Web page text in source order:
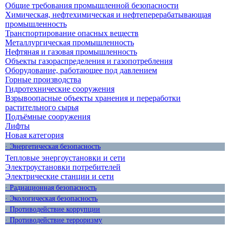
Общие требования промышленной безопасности
Химическая, нефтехимическая и нефтеперерабатывающая
промышленность
Транспортирование опасных веществ
Металлургическая промышленность
Нефтяная и газовая промышленность
Объекты газораспределения и газопотребления
Оборудование, работающее под давлением
Горные производства
Гидротехнические сооружения
Взрывоопасные объекты хранения и переработки
растительного сырья
Подъёмные сооружения
Лифты
Новая категория
· Энергетическая безопасность
Тепловые энергоустановки и сети
Электроустановки потребителей
Электрические станции и сети
· Радиационная безопасность
· Экологическая безопасность
· Противодействие коррупции
· Противодействие терроризму